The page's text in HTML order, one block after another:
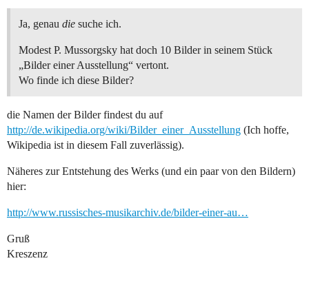
Ja, genau die suche ich.
Modest P. Mussorgsky hat doch 10 Bilder in seinem Stück
„Bilder einer Ausstellung“ vertont.
Wo finde ich diese Bilder?
die Namen der Bilder findest du auf
http://de.wikipedia.org/wiki/Bilder_einer_Ausstellung (Ich hoffe,
Wikipedia ist in diesem Fall zuverlässig).
Näheres zur Entstehung des Werks (und ein paar von den Bildern)
hier:
http://www.russisches-musikarchiv.de/bilder-einer-au…
Gruß
Kreszenz